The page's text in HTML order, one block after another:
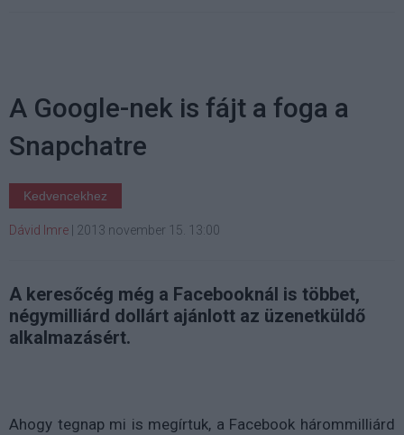
A Google-nek is fájt a foga a
Snapchatre
Kedvencekhez
Dávid Imre 2013 november 15. 13:00
A keresőcég még a Facebooknál is többet,
négymilliárd dollárt ajánlott az üzenetküldő
alkalmazásért.
Ahogy tegnap mi is megírtuk, a Facebook hárommilliárd